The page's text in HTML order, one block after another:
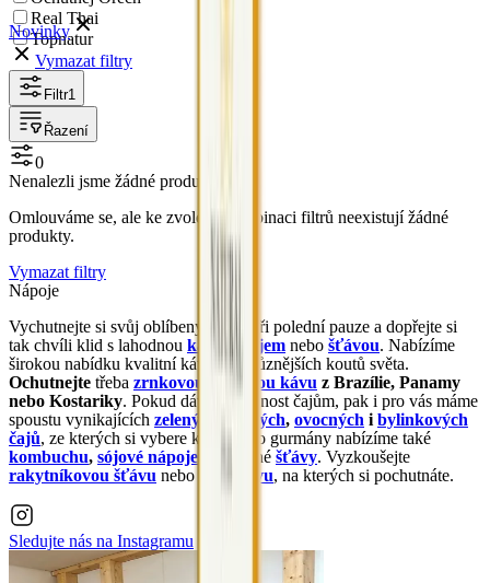
Real Thai
Topnatur
Novinky
Vymazat filtry
Filtr1
Řazení
0
Nenalezli jsme žádné produkty
Omlouváme se, ale ke zvolené kombinaci filtrů neexistují žádné
produkty.
Vymazat filtry
Nápoje
Vychutnejte si svůj oblíbený nápoj při polední pauze a dopřejte si
tak chvíli klid s lahodnou kávou čajem nebo šťávou. Nabízíme
širokou nabídku kvalitní kávy z nejrůznějších koutů světa.
Ochutnejte třeba zrnkovou mletou kávu z Brazílie, Panamy
nebo Kostariky. Pokud dáváte přednost čajům, pak i pro vás máme
spoustu vynikajících zelených černých, ovocných i bylinkových
čajů, ze kterých si vybere každý. Pro gurmány nabízíme také
kombuchu, sójové nápoje výborné šťávy. Vyzkoušejte
rakytníkovou šťávu nebo goji šťávu, na kterých si pochutnáte.
Sledujte nás na Instagramu